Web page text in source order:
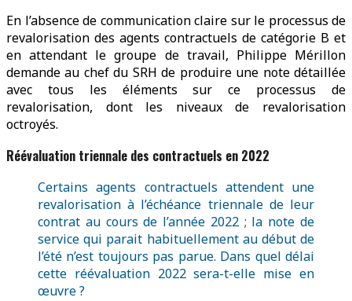
En l’absence de communication claire sur le processus de
revalorisation des agents contractuels de catégorie B et
en attendant le groupe de travail, Philippe Mérillon
demande au chef du SRH de produire une note détaillée
avec tous les éléments sur ce processus de
revalorisation, dont les niveaux de revalorisation
octroyés.
Réévaluation triennale des contractuels en 2022
Certains agents contractuels attendent une
revalorisation à l’échéance triennale de leur
contrat au cours de l’année 2022 ; la note de
service qui parait habituellement au début de
l’été n’est toujours pas parue. Dans quel délai
cette réévaluation 2022 sera-t-elle mise en
œuvre ?